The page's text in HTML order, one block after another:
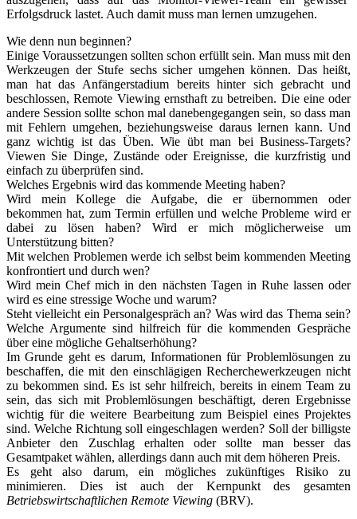
Erfolgsdruck lastet. Auch damit muss man lernen umzugehen.
Wie denn nun beginnen?
Einige Voraussetzungen sollten schon erfüllt sein. Man muss mit den
Werkzeugen der Stufe sechs sicher umgehen können. Das heißt,
man hat das Anfängerstadium bereits hinter sich gebracht und
beschlossen, Remote Viewing ernsthaft zu betreiben. Die eine oder
andere Session sollte schon mal danebengegangen sein, so dass man
mit Fehlern umgehen, beziehungsweise daraus lernen kann. Und
ganz wichtig ist das Üben. Wie übt man bei Business-Targets?
Viewen Sie Dinge, Zustände oder Ereignisse, die kurzfristig und
einfach zu überprüfen sind.
Welches Ergebnis wird das kommende Meeting haben?
Wird mein Kollege die Aufgabe, die er übernommen oder
bekommen hat, zum Termin erfüllen und welche Probleme wird er
dabei zu lösen haben? Wird er mich möglicherweise um
Unterstützung bitten?
Mit welchen Problemen werde ich selbst beim kommenden Meeting
konfrontiert und durch wen?
Wird mein Chef mich in den nächsten Tagen in Ruhe lassen oder
wird es eine stressige Woche und warum?
Steht vielleicht ein Personalgespräch an? Was wird das Thema sein?
Welche Argumente sind hilfreich für die kommenden Gespräche
über eine mögliche Gehaltserhöhung?
Im Grunde geht es darum, Informationen für Problemlösungen zu
beschaffen, die mit den einschlägigen Recherchewerkzeugen nicht
zu bekommen sind. Es ist sehr hilfreich, bereits in einem Team zu
sein, das sich mit Problemlösungen beschäftigt, deren Ergebnisse
wichtig für die weitere Bearbeitung zum Beispiel eines Projektes
sind. Welche Richtung soll eingeschlagen werden? Soll der billigste
Anbieter den Zuschlag erhalten oder sollte man besser das
Gesamtpaket wählen, allerdings dann auch mit dem höheren Preis.
Es geht also darum, ein mögliches zukünftiges Risiko zu
minimieren. Dies ist auch der Kernpunkt des gesamten
Betriebswirtschaftlichen Remote Viewing (BRV).